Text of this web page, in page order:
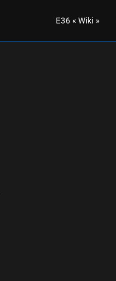
E36 « Wiki »